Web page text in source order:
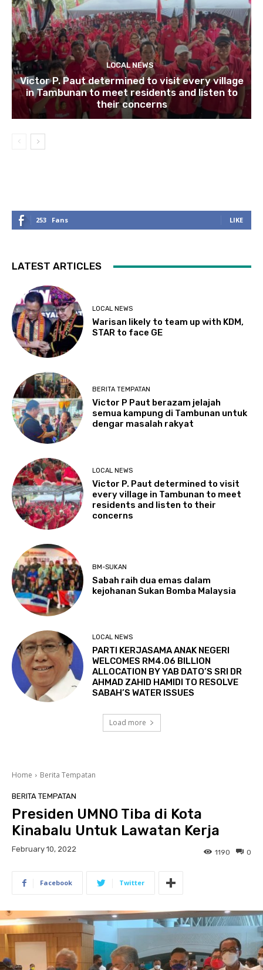
LOCAL NEWS
Victor P. Paut determined to visit every village
in Tambunan to meet residents and listen to
their concerns
253 Fans LIKE
LATEST ARTICLES
LOCAL NEWS
Warisan likely to team up with KDM,
STAR to face GE
BERITA TEMPATAN
Victor P Paut berazam jelajah
semua kampung di Tambunan untuk
dengar masalah rakyat
LOCAL NEWS
Victor P. Paut determined to visit
every village in Tambunan to meet
residents and listen to their
concerns
BM-SUKAN
Sabah raih dua emas dalam
kejohanan Sukan Bomba Malaysia
LOCAL NEWS
PARTI KERJASAMA ANAK NEGERI
WELCOMES RM4.06 BILLION
ALLOCATION BY YAB DATO’S SRI DR
AHMAD ZAHID HAMIDI TO RESOLVE
SABAH’S WATER ISSUES
Load more